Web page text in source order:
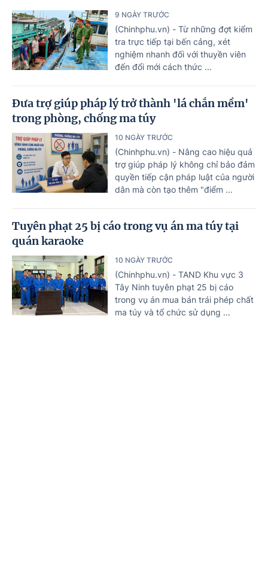
9 NGÀY TRƯỚC
(Chinhphu.vn) - Từ những đợt kiểm
tra trực tiếp tại bến cảng, xét
nghiệm nhanh đối với thuyền viên
đến đổi mới cách thức ...
Đưa trợ giúp pháp lý trở thành 'lá chắn mềm'
trong phòng, chống ma túy
10 NGÀY TRƯỚC
(Chinhphu.vn) - Nâng cao hiệu quả
trợ giúp pháp lý không chỉ bảo đảm
quyền tiếp cận pháp luật của người
dân mà còn tạo thêm "điểm ...
Tuyên phạt 25 bị cáo trong vụ án ma túy tại
quán karaoke
10 NGÀY TRƯỚC
(Chinhphu.vn) - TAND Khu vực 3
Tây Ninh tuyên phạt 25 bị cáo
trong vụ án mua bán trái phép chất
ma túy và tổ chức sử dụng ...